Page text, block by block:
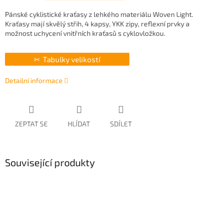
Pánské cyklistické kraťasy z lehkého materiálu Woven Light.
Kraťasy mají skvělý střih, 4 kapsy, YKK zipy, reflexní prvky a
možnost uchycení vnitřních kraťasů s cyklovložkou.
Tabulky velikostí
Detailní informace
ZEPTAT SE HLÍDAT SDÍLET
Související produkty